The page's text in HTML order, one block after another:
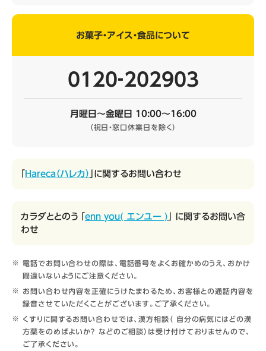
お菓子・アイス・食品について
0120‐202903
月曜日～金曜日 10:00～16:00
（祝日・窓口休業日を除く）
Hareca（ハレカ） 」に関するお問い合わせ
カラダととのう 「 enn you( エンユー ) 」 に関するお問い合
わせ
電話でお問い合わせの際は、電話番号をよくお確かめのうえ、おかけ
間違いないようにご注意ください。
お問い合わせ内容を正確にうけたまわるため、お客様との通話内容を
録音させていただくことがございます。ご了承ください。
くすりに関するお問い合わせでは、漢方相談（ 自分の病気にはどの漢
方薬をのめばよいか？ などのご相談）は受け付けておりませんので、
ご了承ください。